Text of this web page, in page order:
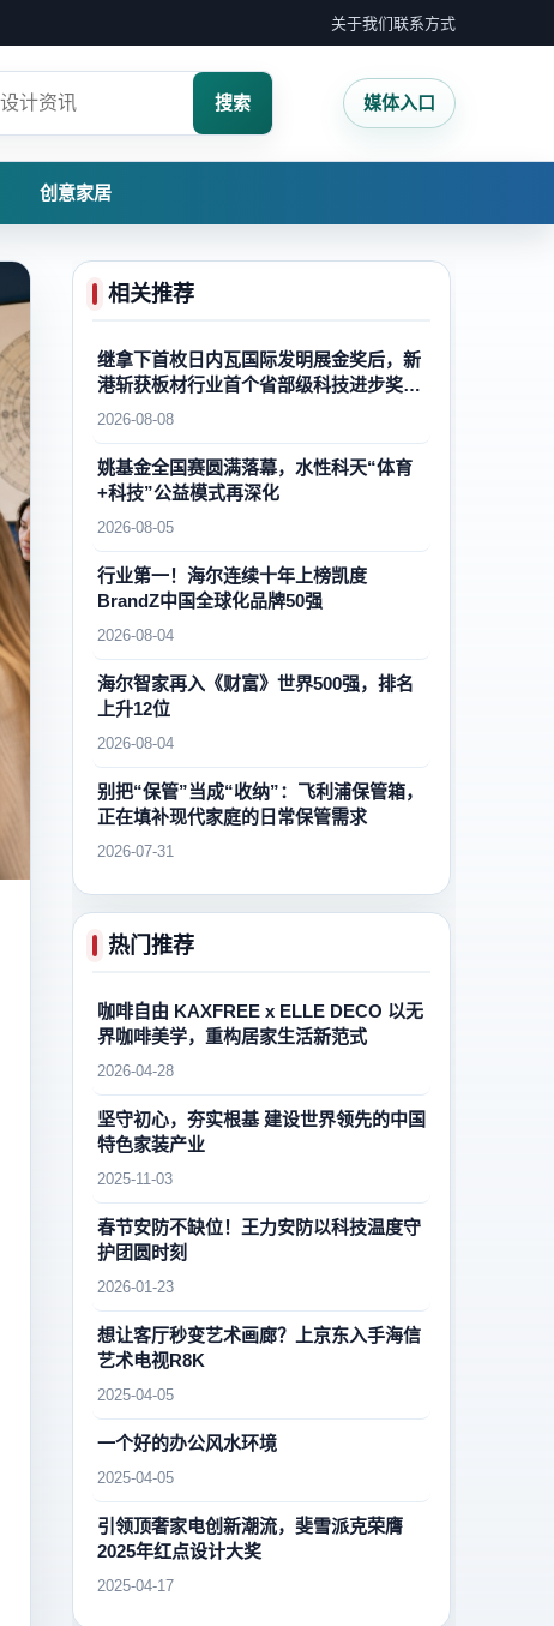
关于我们联系方式
搜索 媒体入口
创意家居
相关推荐
继拿下首枚日内瓦国际发明展金奖后，新
港斩获板材行业首个省部级科技进步奖一
等奖，再攀国内外木业自主创新新高峰
2026-08-08
姚基金全国赛圆满落幕，水性科天“体育
+科技”公益模式再深化
2026-08-05
行业第一！海尔连续十年上榜凯度
BrandZ中国全球化品牌50强
2026-08-04
海尔智家再入《财富》世界500强，排名
上升12位
2026-08-04
别把“保管”当成“收纳”：飞利浦保管箱，
正在填补现代家庭的日常保管需求
2026-07-31
热门推荐
咖啡自由 KAXFREE x ELLE DECO 以无
界咖啡美学，重构居家生活新范式
2026-04-28
坚守初心，夯实根基 建设世界领先的中国
特色家装产业
2025-11-03
春节安防不缺位！王力安防以科技温度守
护团圆时刻
2026-01-23
想让客厅秒变艺术画廊？上京东入手海信
艺术电视R8K
2025-04-05
一个好的办公风水环境
2025-04-05
引领顶奢家电创新潮流，斐雪派克荣膺
2025年红点设计大奖
2025-04-17